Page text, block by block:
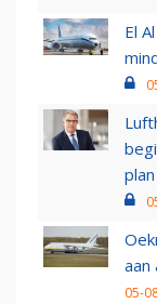
El
aan
05-